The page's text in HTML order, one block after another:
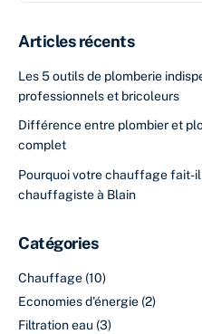
Articles récents
Les 5 outils de plomberie
professionnels et bricoleurs
Différence entre plombier et
complet
Pourquoi votre chauffage fait-il
chauffagiste à Blain
Catégories
Chauffage (10)
Economies d'énergie (2)
Filtration eau (3)